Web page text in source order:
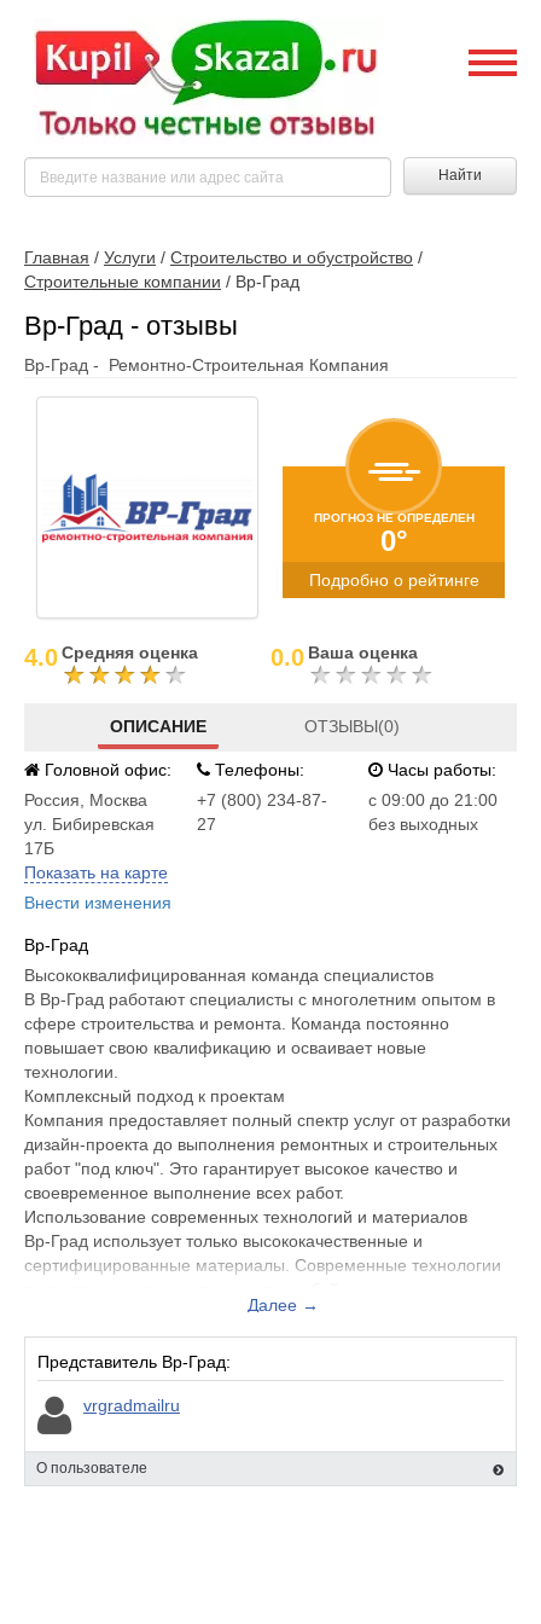
Найти
Главная / Услуги / Строительство и обустройство /
Строительные компании / Вр-Град
Вр-Град - отзывы
Вр-Град - Ремонтно-Строительная Компания
ПРОГНОЗ НЕ ОПРЕДЕЛЕН
0°
Подробно о рейтинге
4.0Средняя оценка 0.0 Ваша оценка
ОПИСАНИЕ ОТЗЫВЫ(0)
Головной офис:
Россия
Москва
ул. Бибиревская
17Б
Показать на карте
Внести изменения
Телефоны:
+7 (800) 234-87-
27
Часы работы:
c 09:00 до 21:00
без выходных
Вр-Град
Высококвалифицированная команда специалистов
В Вр-Град работают специалисты с многолетним опытом в
сфере строительства и ремонта. Команда постоянно
повышает свою квалификацию и осваивает новые
технологии.
Комплексный подход к проектам
Компания предоставляет полный спектр услуг от разработки
дизайн-проекта до выполнения ремонтных и строительных
работ "под ключ". Это гарантирует высокое качество и
своевременное выполнение всех работ.
Использование современных технологий и материалов
Вр-Град использует только высококачественные и
сертифицированные материалы. Современные технологии
Индивидуальный подход к каждому клиенту
Компания учитывает все пожелания и требования своих
клиентов, начиная с первых этапов общения. Специалисты
предлагают оптимальные решения и разрабатывают
индивидуальные проекты.
Компания Вр-Град — это надежный партнер в сфере
Далее →
Представитель Вр-Град:
vrgradmailru
О пользователе